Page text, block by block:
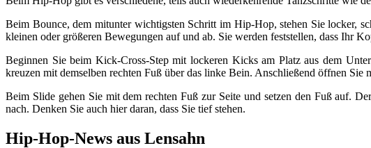
Beim Bounce, dem mitunter wichtigsten Schritt im Hip-Hop, stehen Sie locker,
kleinen oder größeren Bewegungen auf und ab. Sie werden feststellen, dass Ihr
Beginnen Sie beim Kick-Cross-Step mit lockeren Kicks am Platz aus dem
kreuzen mit demselben rechten Fuß über das linke Bein. Anschließend öffnen
Beim Slide gehen Sie mit dem rechten Fuß zur Seite und setzen den Fuß auf.
nach. Denken Sie auch hier daran, dass Sie tief stehen.
Hip-Hop-News aus Lensahn